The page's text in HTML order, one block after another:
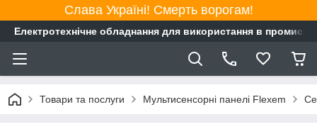
Слава Україні! Смерть ворогам!
Електротехнічне обладнання для використання в
Товари та послуги Мультисенсорні панелі Flexem